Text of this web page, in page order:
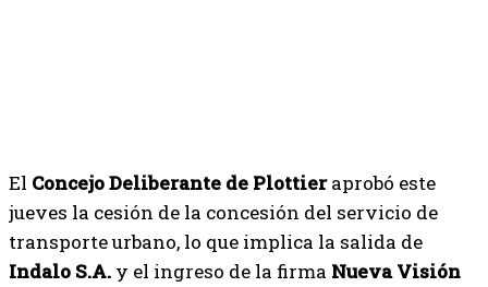
El Concejo Deliberante de Plottieraprobó este
jueves la cesión de la concesión del servicio de
transporte urbano, lo que implica la salida de
Indalo S.A. y el ingreso de la firma Nueva Visión